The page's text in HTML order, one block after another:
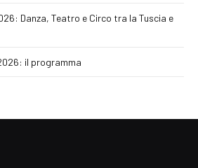
Danza, Teatro e Circo tra la Tuscia e
il programma